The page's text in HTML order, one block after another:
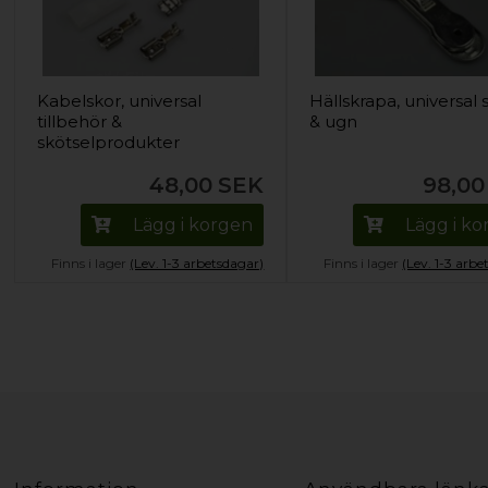
Kabelskor, universal
tillbehör &
skötselprodukter
48,00 SEK
Lägg i korgen
Finns i lager (Lev. 1-3 arbetsdagar)
Hällskrapa, universal
& ugn
98,00
Lägg i
Finns i lager (Lev. 1-3